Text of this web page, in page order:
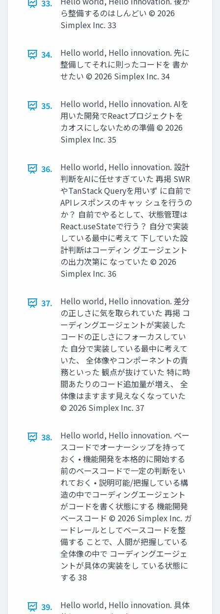
33.
ら整備するのはしんどい ©️ 2026
Simplex Inc. 33
34.
Hello world, Hello innovation. 先に
整備してそれに則ったコードを 書か
せたい ©️ 2026 Simplex Inc. 34
35.
Hello world, Hello innovation. AIを
用いた開発でReactプロジェクトを
カオスにしないための準備 ©️ 2026
Simplex Inc. 35
36.
Hello world, Hello innovation. 設計
判断をAIに任せすぎていた 再掲 SWR
やTanStack Queryを用いず に自前で
APIレスポンスのキャッ シュを行うの
か？ 自前でやるとして、状態管理は
React.useStateで行う？ 自分で実装
している最中に考えて 下していた設
計判断はコーディン グエージェント
の出力次第に なっていた ©️ 2026
Simplex Inc. 36
37.
Hello world, Hello innovation. 差分
の正しさに気を取られていた 再掲 コ
ーディングエージェントが実装した
コードの正しさにフォーカスしてい
た 自分で実装している最中に考えて
いた、 全体像やコンポーネントの責
務といった 観点が抜けていた 特に時
間あたりのコード追加量が増え、 全
体像はますます見えなくなっていた
©️ 2026 Simplex Inc. 37
38.
Hello world, Hello innovation. ベー
スコードでオーナーシップを持って
おく • 機能開発を本格的に開始する
前のベースコードで一定の判断をい
れておく • 説明可能/把握している構
造の中でコーディングエージェント
がコードを書く状態にする 機能開発
ベースコード ©️ 2026 Simplex Inc. ガ
ードレールとしてベースコードを整
備する ことで、人間が把握している
全体像の中で コーディングエージェ
ントが具体の実装をし ている状態に
する 38
39.
Hello world, Hello innovation. 具体